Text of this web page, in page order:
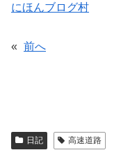
にほんブログ村
« 前へ
日記 高速道路